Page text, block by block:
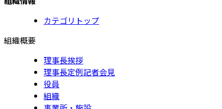
カテゴリトップ
組織概要
理事長挨拶
理事長定例記者会見
役員
組織